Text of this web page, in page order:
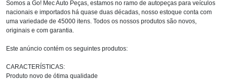
Somos a Go! Mec Auto Peças, estamos no ramo de autopeças para veículos
nacionais e importados há quase duas décadas, nosso estoque conta com
uma variedade de 45000 itens. Todos os nossos produtos são novos,
originais e com garantia.
Este anúncio contém os seguintes produtos:
CARACTERÍSTICAS:
Produto novo de ótima qualidade